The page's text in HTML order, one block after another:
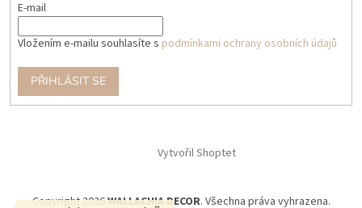
E-mail
Vložením e-mailu souhlasíte s podmínkami ochrany osobních údajů
PŘIHLÁSIT SE
Vytvořil Shoptet
Copyright 2026WALLACHIA DECOR. Všechna práva vyhrazena.